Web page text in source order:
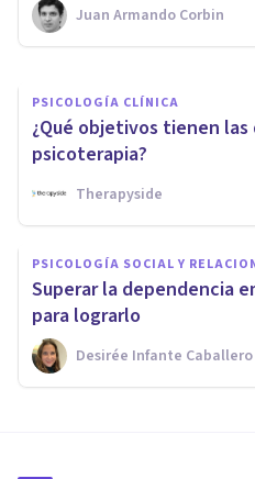
Juan Armando Corbin
Jonathan García-Allen
PSICOLOGÍA CLÍNICA
¿Qué objetivos tienen
psicoterapia?
Therapyside
PSICOLOGÍA SOCIAL Y
Superar la dependencia
para lograrlo
Desirée Infante Caballero